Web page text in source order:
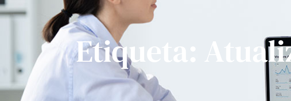
Etiqueta: